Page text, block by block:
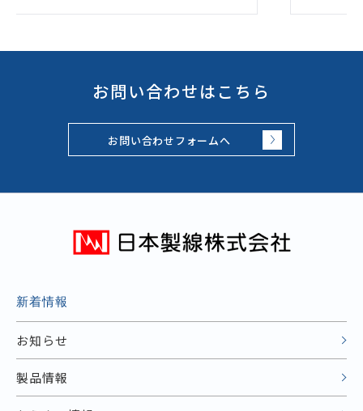
お問い合わせはこちら
お問い合わせフォームへ
新着情報
お知らせ
製品情報